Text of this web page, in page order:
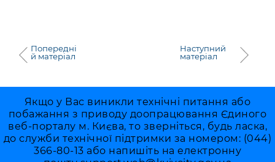
Попередні
й матеріал
Наступний
матеріал
Якщо у Вас виникли технічні питання або
побажання з приводу доопрацювання Єдиного
веб-порталу м. Києва, то зверніться, будь ласка,
до служби технічної підтримки за номером: (044)
366-80-13 або напишіть на електронну